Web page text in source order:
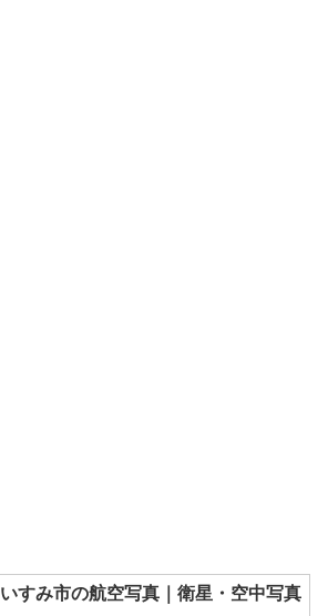
いすみ市の航空写真｜衛星・空中写真